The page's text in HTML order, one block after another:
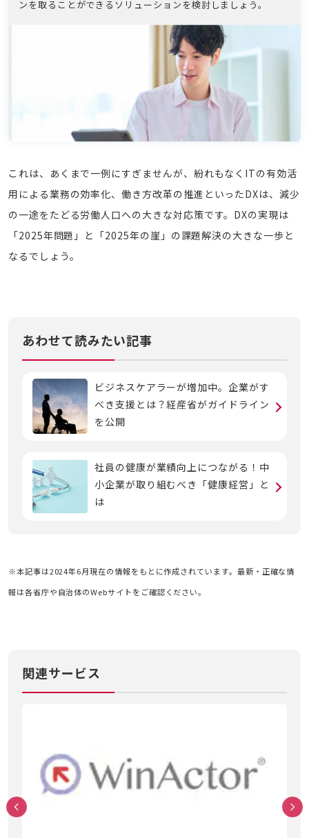
ンを取ることができるソリューションを検討しましょう。
これは、あくまで一例にすぎませんが、紛れもなくITの有効活
用による業務の効率化、働き方改革の推進といったDXは、減少
の一途をたどる労働人口への大きな対応策です。DXの実現は
「2025年問題」と「2025年の崖」の課題解決の大きな一歩と
なるでしょう。
あわせて読みたい記事
ビジネスケアラーが増加中。企業がす
べき支援とは？経産省がガイドライン
を公開
社員の健康が業績向上につながる！中
小企業が取り組むべき「健康経営」と
は
※本記事は2024年6月現在の情報をもとに作成されています。最新・正確な情
報は各省庁や自治体のWebサイトをご確認ください。
関連サービス